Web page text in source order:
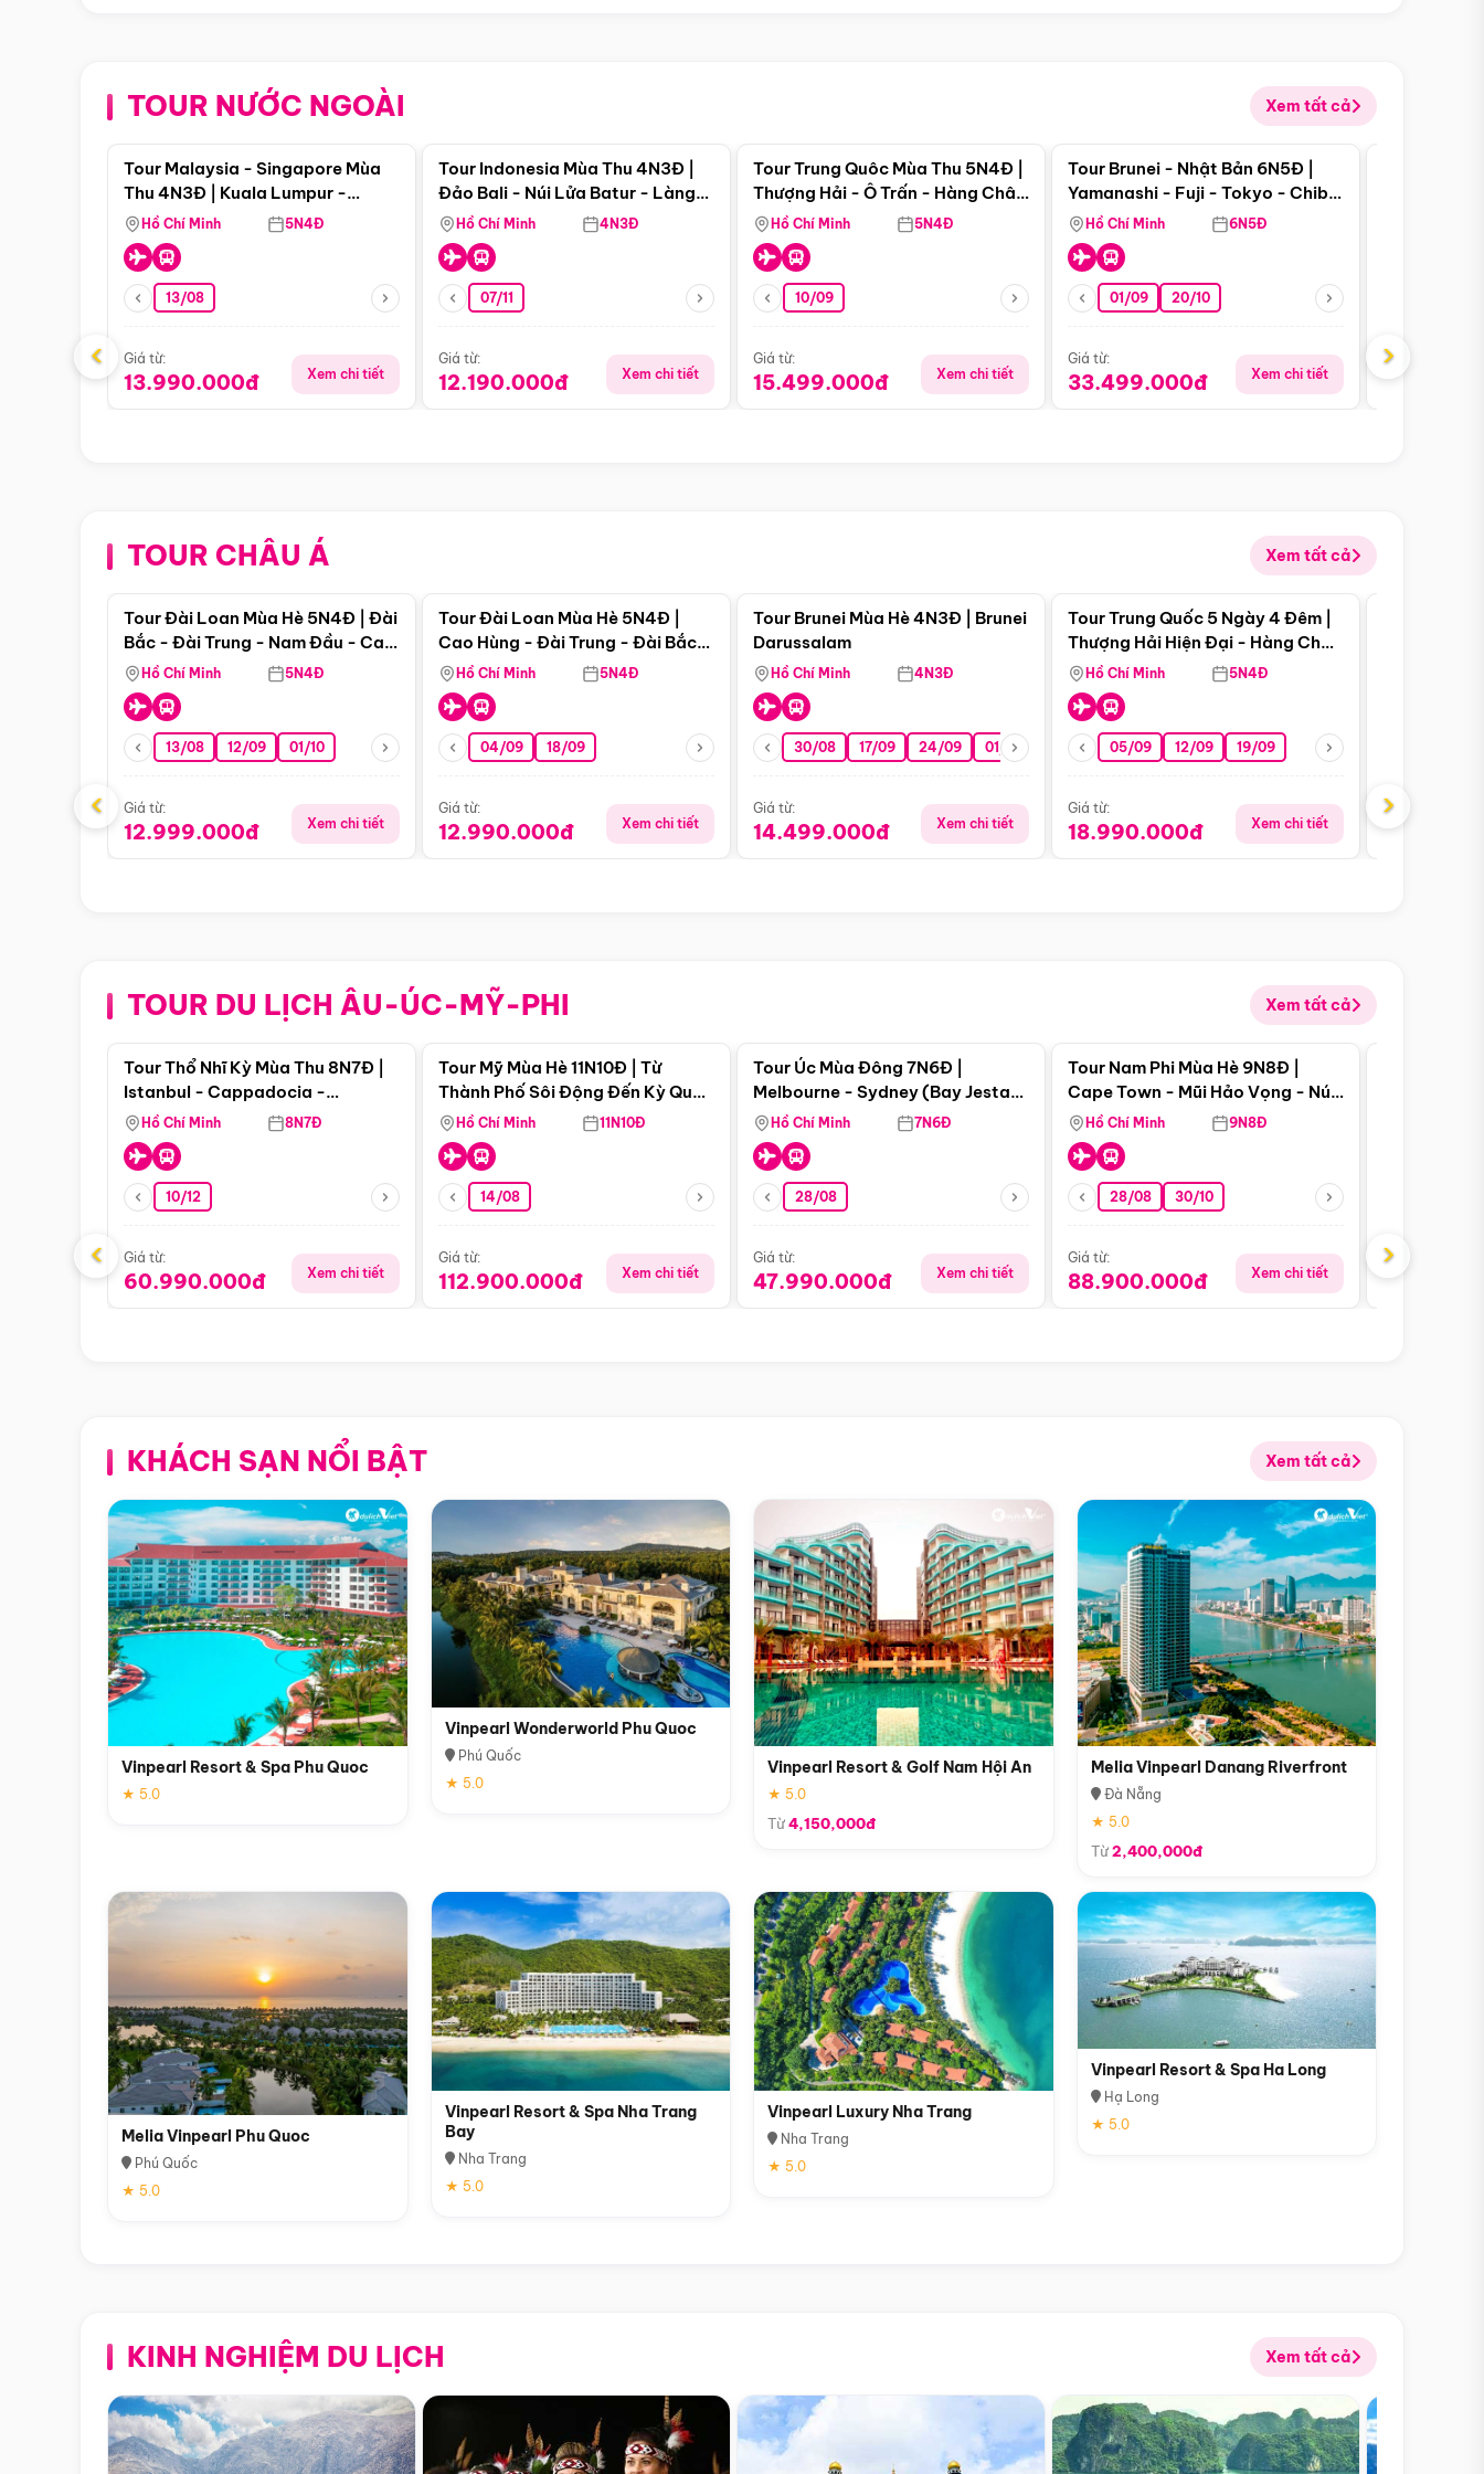
TOUR NƯỚC NGOÀI Xem tất cả
Điểm nổi bật
Tour Malaysia - Singapore Mùa
Thu 4N3Đ | Kuala Lumpur -
Malacca - Johor Baru -
Singapore
Hồ Chí Minh 5N4Đ
13/08
Giá từ:
13.990.000đ Xem chi tiết
Tour Indonesia Mùa Thu 4N3Đ |
Đảo Bali - Núi Lửa Batur - Làng
Penglipuran
Hồ Chí Minh 4N3Đ
07/11
Giá từ:
12.190.000đ Xem chi tiết
Tour Trung Quôc Mùa Thu 5N4Đ |
Thượng Hải - Ô Trấn - Hàng Châu
(Tour Không Shopping)
Hồ Chí Minh 5N4Đ
10/09
Giá từ:
15.499.000đ Xem chi tiết
Điểm nổi bật
Tour Brunei - Nhật Bản 6N5Đ |
Yamanashi - Fuji - Tokyo - Chiba
- Freeday
Hồ Chí Minh 6N5Đ
01/09 20/10
Giá từ:
33.499.000đ Xem chi tiết
Giá từ:
‹ ›
TOUR CHÂU Á Xem tất cả
Điểm nổi bật
Tour Đài Loan Mùa Hè 5N4Đ | Đài
Bắc - Đài Trung - Nam Đầu - Cao
Hùng ( Bay Vn)
Hồ Chí Minh 5N4Đ
13/08 12/09 01/10
Giá từ:
12.999.000đ Xem chi tiết
Tour Đài Loan Mùa Hè 5N4Đ |
Cao Hùng - Đài Trung - Đài Bắc
(Bay Vj)
Hồ Chí Minh 5N4Đ
04/09 18/09
Giá từ:
12.990.000đ Xem chi tiết
Tour Brunei Mùa Hè 4N3Đ | Brunei
Darussalam
Hồ Chí Minh 4N3Đ
30/08 17/09 24/09 01/10 15/10 29/10
Giá từ:
14.499.000đ Xem chi tiết
Điểm nổi bật
Tour Trung Quốc 5 Ngày 4 Đêm |
Thượng Hải Hiện Đại - Hàng Châu
Nên Thơ - Ô Trấn Cổ Kính
Hồ Chí Minh 5N4Đ
05/09 12/09 19/09
Giá từ:
18.990.000đ Xem chi tiết
Giá từ:
‹ ›
TOUR DU LỊCH ÂU-ÚC-MỸ-PHI Xem tất cả
Điểm nổi bật
Tour Thổ Nhĩ Kỳ Mùa Thu 8N7Đ |
Istanbul - Cappadocia -
Pamukkale
Hồ Chí Minh 8N7Đ
10/12
Giá từ:
60.990.000đ Xem chi tiết
Tour Mỹ Mùa Hè 11N10Đ | Từ
Thành Phố Sôi Động Đến Kỳ Quan
Thiên Nhiên Mỹ
Hồ Chí Minh 11N10Đ
14/08
Giá từ:
112.900.000đ Xem chi tiết
Tour Úc Mùa Đông 7N6Đ |
Melbourne - Sydney (Bay Jestar
Airways)
Hồ Chí Minh 7N6Đ
28/08
Giá từ:
47.990.000đ Xem chi tiết
Điểm nổi bật
Tour Nam Phi Mùa Hè 9N8Đ |
Cape Town - Mũi Hảo Vọng - Núi
Bàn - Johannesburg - Pretoria -
Safari - Lodge
Hồ Chí Minh 9N8Đ
28/08 30/10
Giá từ:
88.900.000đ Xem chi tiết
Giá từ:
‹ ›
KHÁCH SẠN NỔI BẬT Xem tất cả
Vinpearl Resort & Spa Phu Quoc
★ 5.0
Vinpearl Wonderworld Phu Quoc
Phú Quốc
★ 5.0
Vinpearl Resort & Golf Nam Hội An
★ 5.0
Từ4,150,000đ
Melia Vinpearl Danang Riverfront
Đà Nẵng
★ 5.0
Từ2,400,000đ
Melia Vinpearl Phu Quoc
Phú Quốc
★ 5.0
Vinpearl Resort & Spa Nha Trang
Bay
Nha Trang
★ 5.0
Vinpearl Luxury Nha Trang
Nha Trang
★ 5.0
Vinpearl Resort & Spa Ha Long
Hạ Long
★ 5.0
KINH NGHIỆM DU LỊCH Xem tất cả